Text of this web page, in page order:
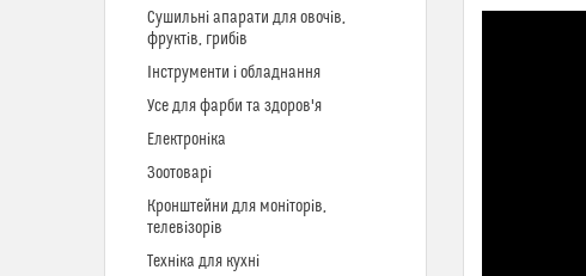
Сушильні апарати для овочів,
фруктів, грибів
Інструменти і обладнання
Усе для фарби та здоров'я
Електроніка
Зоотоварі
Кронштейни для моніторів,
телевізорів
Техніка для кухні